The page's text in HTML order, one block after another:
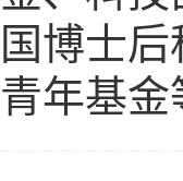
国博士
青年基